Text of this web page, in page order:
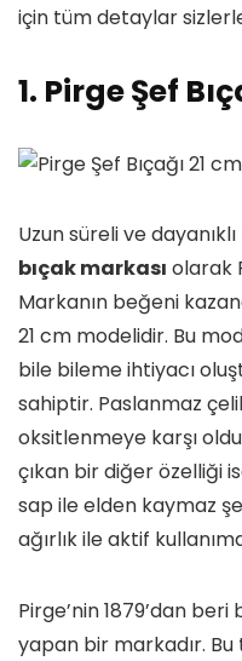
için tüm detaylar
1. Pirge Şef
Uzun süreli ve
bıçak markası olarak
Markanın beğeni
21 cm modelidir. Bu
bile bileme ihtiyacı
sahiptir. Paslanmaz
oksitlenmeye karşı
çıkan bir diğer özelliği
sap ile elden kaymaz
ağırlık ile aktif
Pirge’nin 1879’dan
yapan bir markadır.